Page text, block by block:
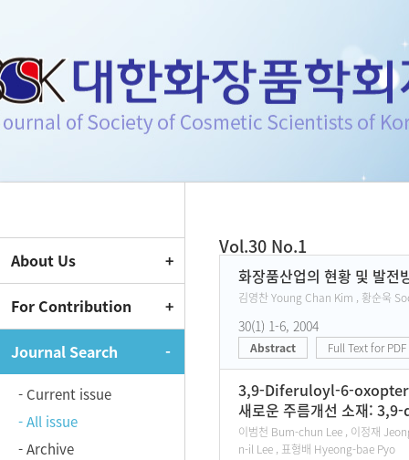
Journal of Society of
About Us
For Contribution
Journal Search
- Current issue
- All issue
- Archive
Vol.30 No.1
Current Issue
화장품산업의 현황 및 발전
김영찬 Young Chan Kim , 황순욱
30(1) 1-6, 2004
Abstract Full Text for PDF
3,9-Diferuloyl-6-
새로운 주름개선 소재:
이범천 Bum-chun Lee , 이정재
n-il Lee , 표형배 Hyeong-bae Pyo